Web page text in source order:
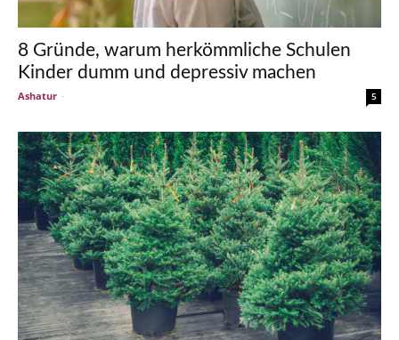
8 Gründe, warum herkömmliche Schulen
Kinder dumm und depressiv machen
Ashatur - 5